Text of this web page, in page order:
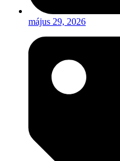
május 29, 2026